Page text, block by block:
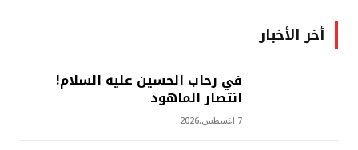
أخر الأخبار
في رحاب الحسين عليه السلام!
انتصار الماهود
7 أغسطس,2026